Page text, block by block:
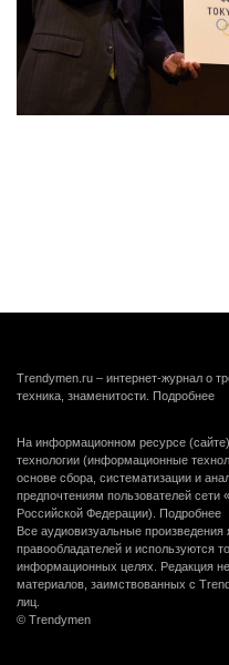
Trendymen.ru – интернет-журнал о
техника, знаменитости. Подробнее
На информационном ресурсе
технологии (информационные
основе сбора, систематизации и
предпочтениям пользователей сети
Российской Федерации). Подробнее
Все аудиовизуальные
правообладателей и используются
информационных целях. Редакция
материалов, заимствованных с
лиц.
© Trendymen